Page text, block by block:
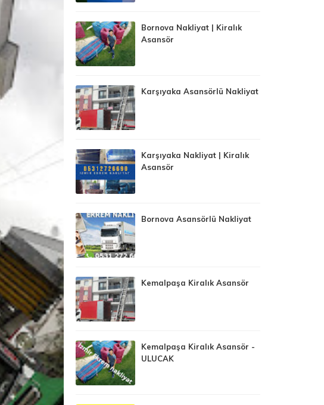
Bornova Nakliyat | Kiralık
Asansör
Karşıyaka Asansörlü Nakliyat
Karşıyaka Nakliyat | Kiralık
Asansör
Bornova Asansörlü Nakliyat
Kemalpaşa Kiralık Asansör
Kemalpaşa Kiralık Asansör -
ULUCAK